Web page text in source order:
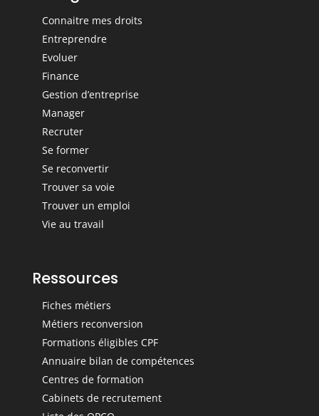
Connaitre mes droits
Entreprendre
Evoluer
Finance
Gestion d’entreprise
Manager
Recruter
Se former
Se reconvertir
Trouver sa voie
Trouver un emploi
Vie au travail
Ressources
Fiches métiers
Métiers reconversion
Formations éligibles CPF
Annuaire bilan de compétences
Centres de formation
Cabinets de recrutement